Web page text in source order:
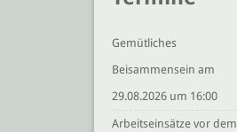
Gemütliches
Beisammensein am
29.08.2026 um 16:00
Arbeitseinsätze vor dem